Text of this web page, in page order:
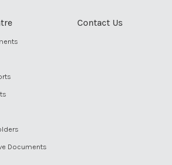
Documents
Contact Us